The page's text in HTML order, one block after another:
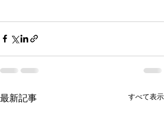
最新記事 すべて表示